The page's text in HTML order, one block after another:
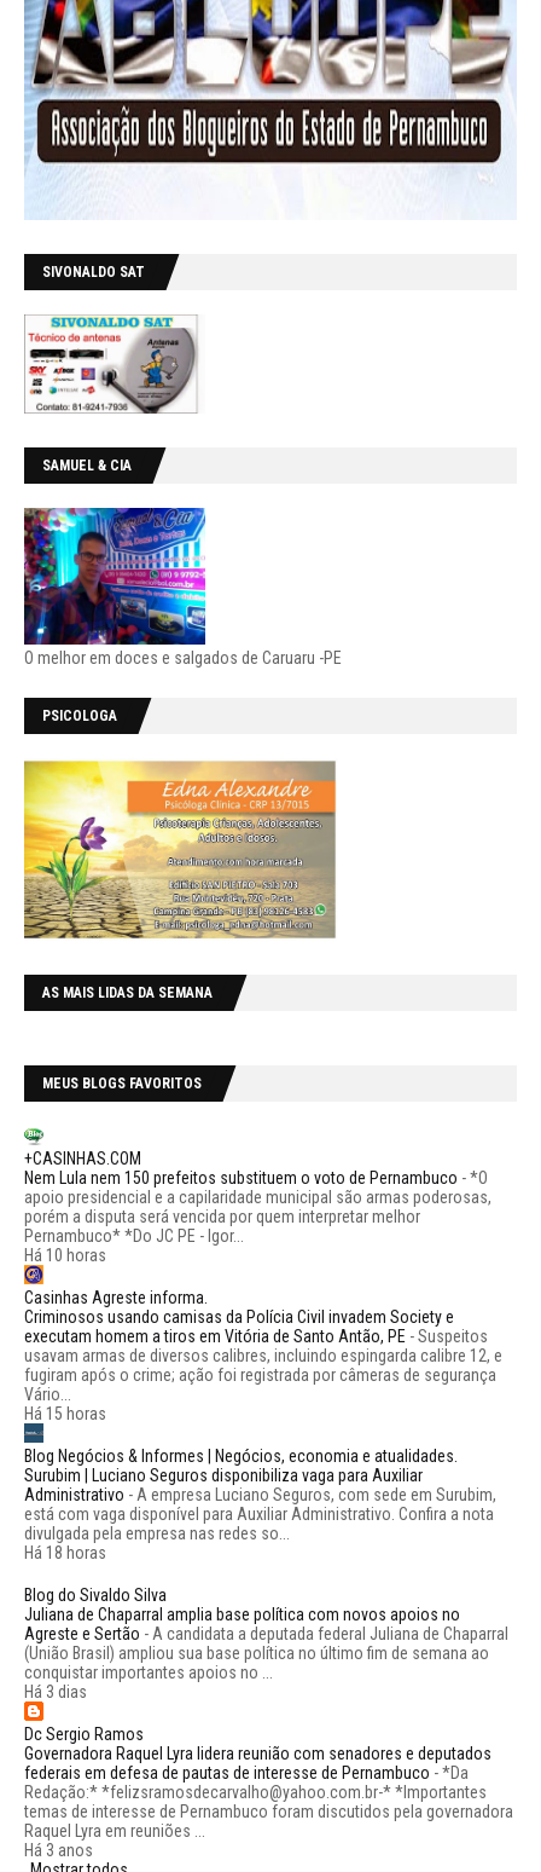
SIVONALDO SAT
SAMUEL & CIA
O melhor em doces e salgados de Caruaru -PE
PSICOLOGA
AS MAIS LIDAS DA SEMANA
MEUS BLOGS FAVORITOS
+CASINHAS.COM
Nem Lula nem 150 prefeitos substituem o voto de Pernambuco -*O
apoio presidencial e a capilaridade municipal são armas poderosas,
porém a disputa será vencida por quem interpretar melhor
Pernambuco* *Do JC PE - Igor...
Há 10 horas
Casinhas Agreste informa.
Criminosos usando camisas da Polícia Civil invadem Society e
executam homem a tiros em Vitória de Santo Antão, PE -Suspeitos
usavam armas de diversos calibres, incluindo espingarda calibre 12, e
fugiram após o crime; ação foi registrada por câmeras de segurança
Vário...
Há 15 horas
Blog Negócios & Informes | Negócios, economia e atualidades.
Surubim | Luciano Seguros disponibiliza vaga para Auxiliar
Administrativo - A empresa Luciano Seguros, com sede em Surubim,
está com vaga disponível para Auxiliar Administrativo. Confira a nota
divulgada pela empresa nas redes so...
Há 18 horas
Blog do Sivaldo Silva
Juliana de Chaparral amplia base política com novos apoios no
Agreste e Sertão - A candidata a deputada federal Juliana de Chaparral
(União Brasil) ampliou sua base política no último fim de semana ao
conquistar importantes apoios no ...
Há 3 dias
Dc Sergio Ramos
Governadora Raquel Lyra lidera reunião com senadores e deputados
federais em defesa de pautas de interesse de Pernambuco -*Da
Redação:* *felizsramosdecarvalho@yahoo.com.br-* *Importantes
temas de interesse de Pernambuco foram discutidos pela governadora
Raquel Lyra em reuniões ...
Há 3 anos